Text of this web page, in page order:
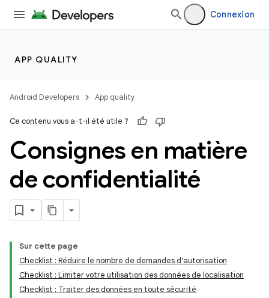
Connexion
APP QUALITY
Android Developers App quality
Ce contenu vous a-t-il été utile ?
Consignes en matière
de confidentialité
Sur cette page
Checklist : Réduire le nombre de demandes d'autorisation
Checklist : Limiter votre utilisation des données de localisation
Checklist : Traiter des données en toute sécurité